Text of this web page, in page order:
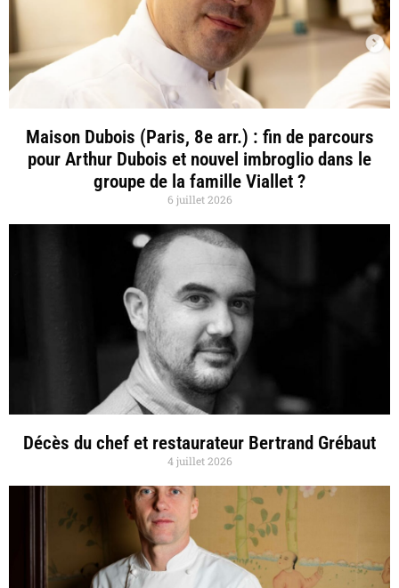
Maison Dubois (Paris, 8e arr.) : fin de parcours
pour Arthur Dubois et nouvel imbroglio dans le
groupe de la famille Viallet ?
6 juillet 2026
Décès du chef et restaurateur Bertrand Grébaut
4 juillet 2026